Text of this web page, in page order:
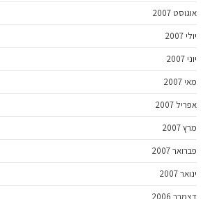
אוגוסט 2007
יולי 2007
יוני 2007
מאי 2007
אפריל 2007
מרץ 2007
פברואר 2007
ינואר 2007
דצמבר 2006